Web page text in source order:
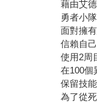
藉由艾
勇者小
面對擁
信賴自
使用2周
在100個
保留技
為了從